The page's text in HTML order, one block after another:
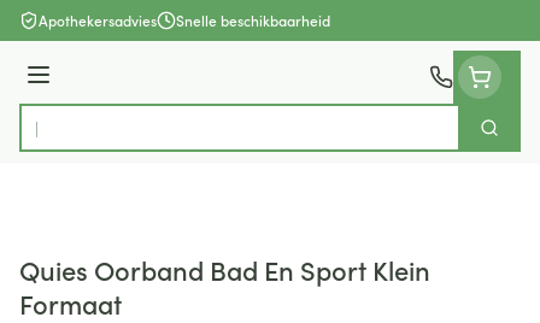
Ga naar de inhoud
Apothekersadvies Snelle beschikbaarheid
Menu
Product, merk, categorie...
Zoek
Quies Oorband Bad En Sport Klein
Formaat